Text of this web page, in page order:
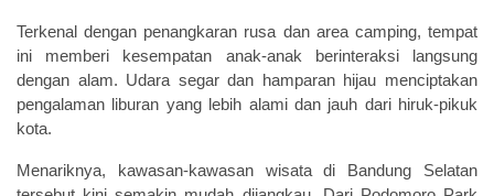
Terkenal dengan penangkaran rusa dan area camping, tempat
ini memberi kesempatan anak-anak berinteraksi langsung
dengan alam. Udara segar dan hamparan hijau menciptakan
pengalaman liburan yang lebih alami dan jauh dari hiruk-pikuk
kota.
Menariknya, kawasan-kawasan wisata di Bandung Selatan